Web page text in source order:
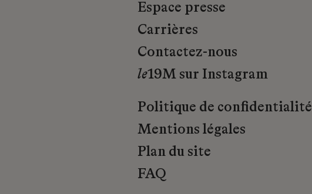
Espace presse
Carrières
Contactez-nous
le19M sur Instagram
Politique de confidentialité
Mentions légales
Plan du site
FAQ